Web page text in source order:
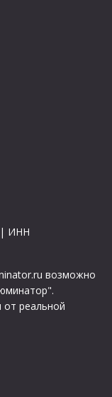
| ИНН
возможно
от реальной